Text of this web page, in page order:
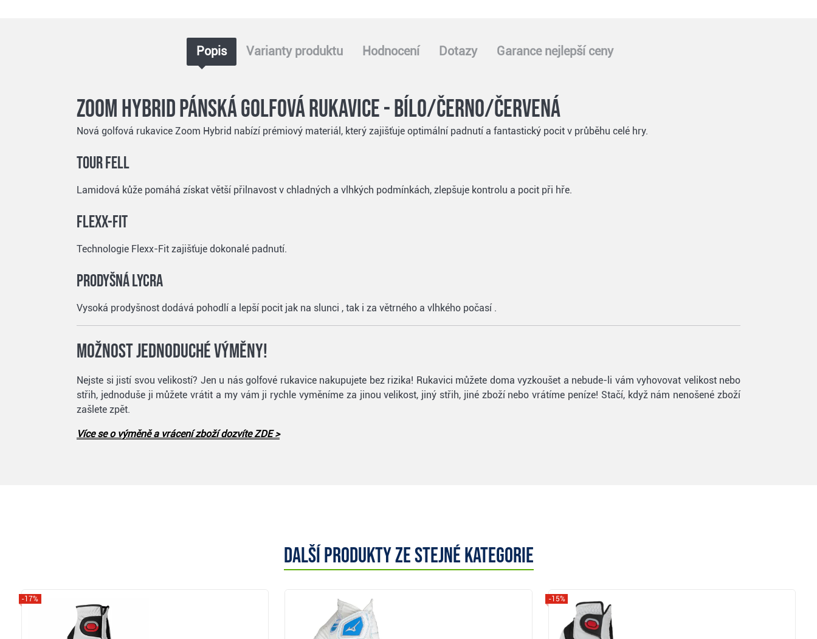
Popis Varianty produktu Hodnocení Dotazy Garance nejlepší ceny
Zoom Hybrid pánská golfová rukavice - bílo/černo/červená
Nová golfová rukavice Zoom Hybrid nabízí prémiový materiál, který zajišťuje optimální padnutí a fantastický pocit v průběhu celé hry.
Tour Fell
Lamidová kůže pomáhá získat větší přilnavost v chladných a vlhkých podmínkách, zlepšuje kontrolu a pocit při hře.
Flexx-Fit
Technologie Flexx-Fit zajišťuje dokonalé padnutí.
Prodyšná Lycra
Vysoká prodyšnost dodává pohodlí a lepší pocit jak na slunci , tak i za větrného a vlhkého počasí .
Možnost jednoduché výměny!
Nejste si jistí svou velikostí? Jen u nás golfové rukavice nakupujete bez rizika! Rukavici můžete doma vyzkoušet a nebude-li vám vyhovovat velikost nebo
střih, jednoduše ji můžete vrátit a my vám ji rychle vyměníme za jinou velikost, jiný střih, jiné zboží nebo vrátíme peníze! Stačí, když nám nenošené zboží
zašlete zpět.
Více se o výměně a vrácení zboží dozvíte ZDE >
Další produkty ze stejné kategorie
-17% -15%